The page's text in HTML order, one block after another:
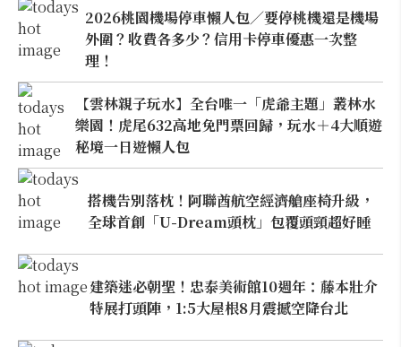
2026桃園機場停車懶人包／要停桃機還是機場
外圍？收費各多少？信用卡停車優惠一次整
理！
【雲林親子玩水】全台唯一「虎爺主題」叢林水
樂園！虎尾632高地免門票回歸，玩水＋4大順遊
秘境一日遊懶人包
搭機告別落枕！阿聯酋航空經濟艙座椅升級，
全球首創「U-Dream頭枕」包覆頭頸超好睡
建築迷必朝聖！忠泰美術館10週年：藤本壯介
特展打頭陣，1:5大屋根8月震撼空降台北